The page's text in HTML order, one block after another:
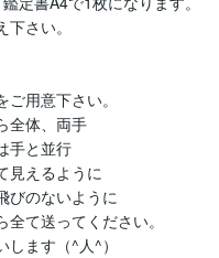
さい。
用意下さい。
体、両手
と並行
えるように
のないように
て送ってください。
します（^人^）